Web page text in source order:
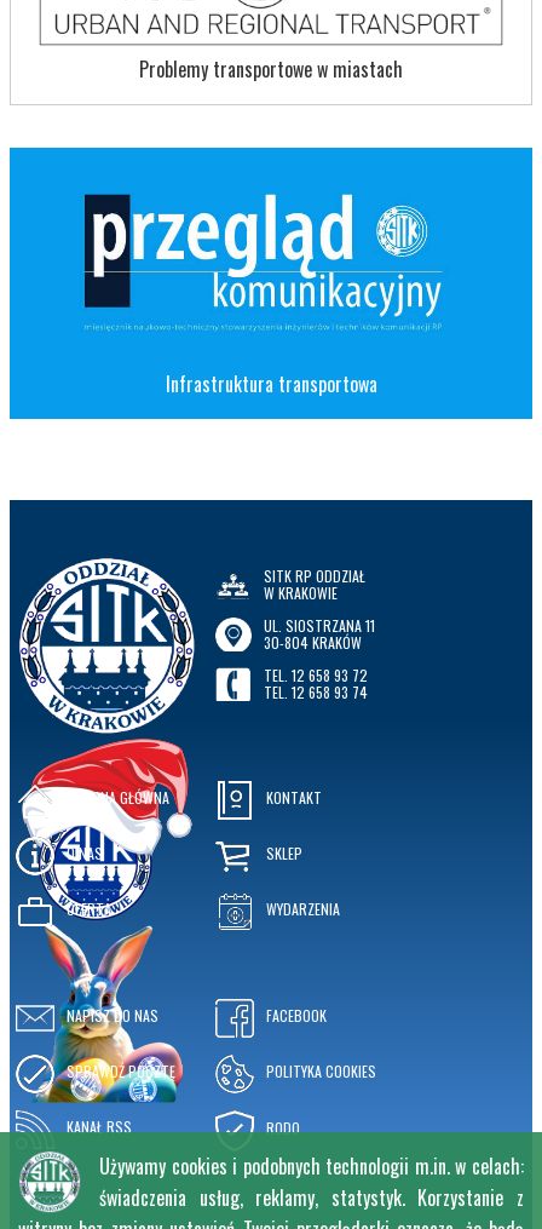
Problemy transportowe w miastach
Infrastruktura transportowa
SITK RP ODDZIAŁ
W KRAKOWIE
UL. SIOSTRZANA 11
30-804 KRAKÓW
TEL. 12 658 93 72
TEL. 12 658 93 74
STRONA GŁÓWNA
O NAS
OFERTA
KONTAKT
SKLEP
WYDARZENIA
NAPISZ DO NAS
SPRAWDŹ POCZTĘ
KANAŁ RSS
FACEBOOK
POLITYKA COOKIES
RODO
Używamy cookies i podobnych technologii m.in. w celach:
świadczenia usług, reklamy, statystyk. Korzystanie z